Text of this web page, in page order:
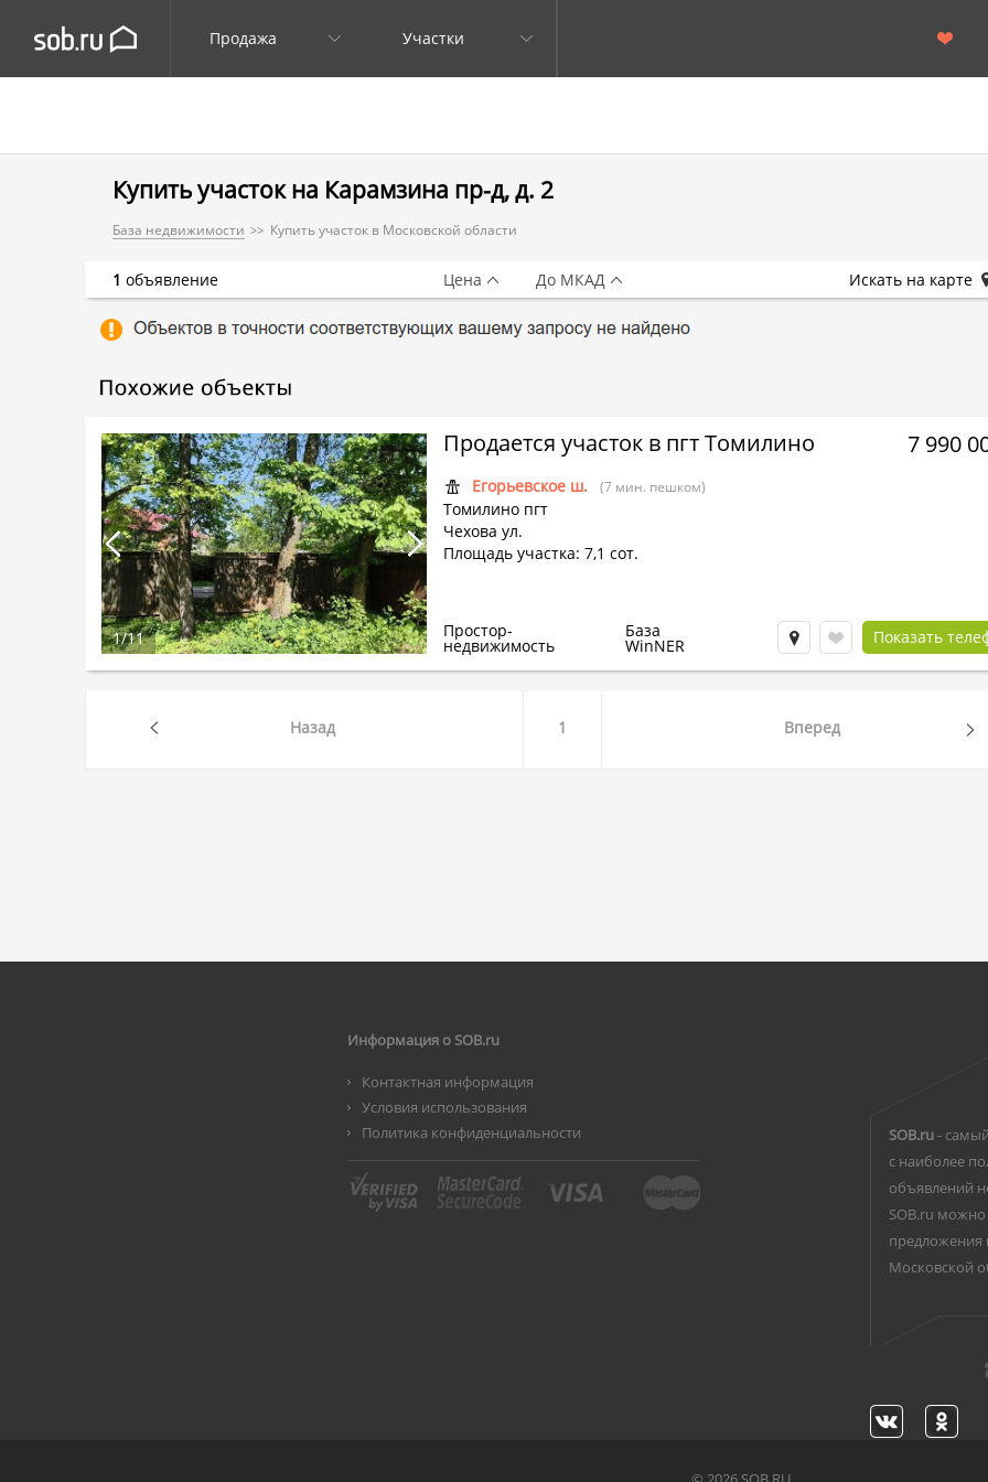
Продажа Участки
Купить участок на Карамзина пр-д, д. 2
База недвижимости Купить участок в Московской области
Продается участок в пгт Томилино
Егорьевское ш. (7 мин. пешком)
Томилино пгт
Чехова ул.
Площадь участка: 7,1 сот.
7 990
Простор-
недвижимость
База
WinNER Показать
1/11
1 объявление Цена До МКАД Искать на карте
Назад 1 Вперед
Информация о SOB.ru
Контактная информация
Условия использования
Политика конфиденциальности
SOB.ru-
с наиболее
объявлений
SOB.ru можно
Московской